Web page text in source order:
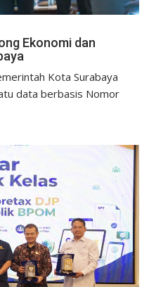
Ekonomi dan
Kota Surabaya
data berbasis Nomor